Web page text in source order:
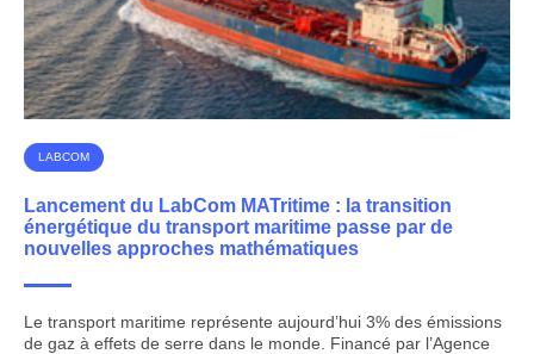
LABCOM
Lancement du LabCom MATritime : la transition
énergétique du transport maritime passe par de
nouvelles approches mathématiques
Le transport maritime représente aujourd’hui 3% des émissions
de gaz à effets de serre dans le monde. Financé par l’Agence